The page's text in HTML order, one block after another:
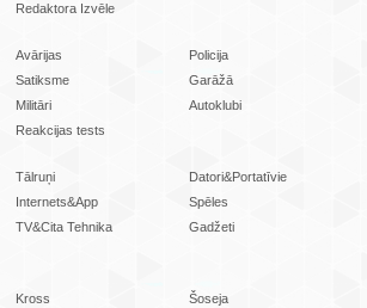
Redaktora Izvēle
Avārijas
Policija
Satiksme
Garāžā
Militāri
Autoklubi
Reakcijas tests
Tālruņi
Datori&Portatīvie
Internets&App
Spēles
TV&Cita Tehnika
Gadžeti
Kross
Šoseja